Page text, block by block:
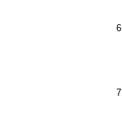
6.
7.